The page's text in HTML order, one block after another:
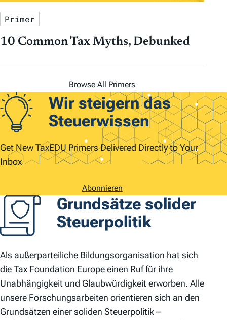
Primer
10 Common Tax Myths, Debunked
Browse All Primers
Wir steigern das
Steuerwissen
Get New TaxEDU Primers Delivered Directly to Your
Inbox
Abonnieren
Grundsätze solider
Steuerpolitik
Als außerparteiliche Bildungsorganisation hat sich
die Tax Foundation Europe einen Ruf für ihre
Unabhängigkeit und Glaubwürdigkeit erworben. Alle
unsere Forschungsarbeiten orientieren sich an den
Grundsätzen einer soliden Steuerpolitik –